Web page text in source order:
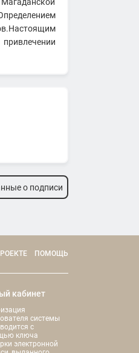
о подписи
ПОМОЩЬ
кабинет
системы
с
ключа
электронной